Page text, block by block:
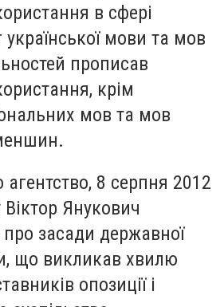
в сфері
мови та мов
прописав
крім
мов та мов
8 серпня 2012
Янукович
засади державної
що викликав хвилю
опозиції і